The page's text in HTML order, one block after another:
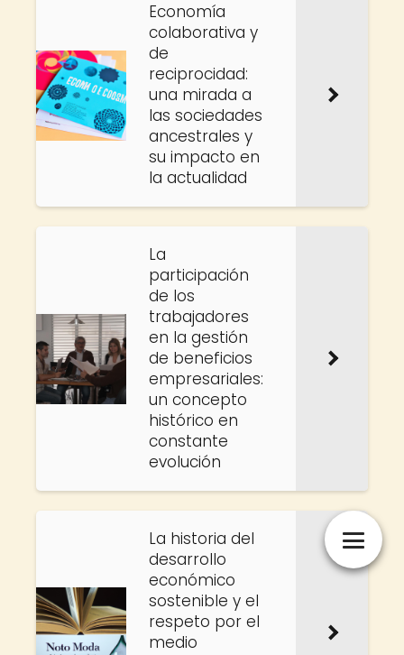
Economía
colaborativa y
de
reciprocidad:
una mirada a
las sociedades
ancestrales y
su impacto en
la actualidad
La
participación
de los
trabajadores
en la gestión
de beneficios
empresariales:
un concepto
histórico en
constante
evolución
La historia del
desarrollo
económico
sostenible y el
respeto por el
medio